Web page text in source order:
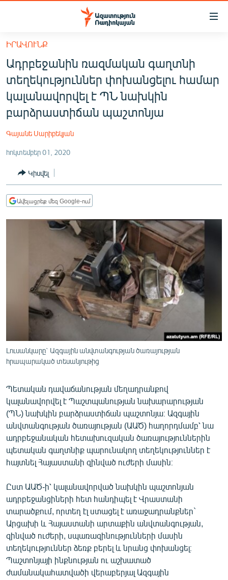
Մատչելիության
հիմնական
բովանդակությանը
Անցնել
հիմնական
մենյուին
Որոնում
ՀԱՅԱՍՏԱՆ
ՔԱՂԱՔԱԿԱՆ
ԸՆՏՐՈՒԹՅՈՒՆՆԵՐ 2026
ՊԱՏԵՐԱԶՄԻ 6 ՇԱԲԱԹՆԵՐԸ
ՏԱՐԱԾԱՇՐՋԱՆ
ՄԻՋԱԶԳԱՅԻՆ
ՄԵԿՆԱԲԱՆՈՒԹՅՈՒՆ
ՏՏ ԵՒ ԻՆՏԵՐՆԵՏ
ԱՐԽԻՎ
ՏԵՍԱՆՅՈՒԹԵՐ
ԲԱՆԱՎԵՃ
ՁԳՏԵԼՈՎ ԼԱՎԱԳՈՒՅՆԻՆ
ՓՈԴՔԱՍԹ
Հայերեն
English
Русский
ՀԵՏԵՎԵՔ ՄԵԶ
ԻՐԱՎՈՒՆՔ
Ադրբեջանին ռազմական գաղտնի
տեղեկություններ փոխանցելու համար
կալանավորվել է ՊՆ նախկին
բարձրաստիճան պաշտոնյա
Գայանե Սարիբեկյան
հոկտեմբեր 01, 2020
Կիսվել
Ավելացրեք մեզ Google-ում
Լուսանկարը` Ազգային անվտանգության ծառայության
հրապարակած տեսանյութից
Պետական դավաճանության մեղադրանքով
կալանավորվել է Պաշտպանության նախարարության
(ՊՆ) նախկին բարձրաստիճան պաշտոնյա։ Ազգային
անվտանգության ծառայության (ԱԱԾ) հաղորդմամբ՝ նա
ադրբեջանական հետախուզական ծառայություններին
պետական գաղտնիք պարունակող տեղեկություններ է
հայտնել Հայաստանի զինված ուժերի մասին։
Ըստ ԱԱԾ-ի՝ կալանավորված նախկին պաշտոնյան
ադրբեջանցիների հետ հանդիպել է Վրաստանի
տարածքում, որտեղ էլ ստացել է առաջադրանքներ`
Արցախի և Հայաստանի արտաքին անվտանգության,
զինված ուժերի, սպառազինությունների մասին
տեղեկություններ ձեռք բերել և նրանց փոխանցել։
Պաշտոնյայի ինքնության ու աշխատած
ժամանակահատվածի վերաբերյալ Ազգային